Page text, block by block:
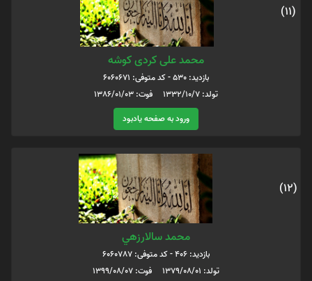
(11)
محمد علی کردی کوشه
بازدید: 530 - کد متوفی: 6060671
تولد: 1332/10/7 فوت: 1386/01/03
ورود به صفحه یادبود
(12)
محمد سالارزهي
بازدید: 406 - کد متوفی: 6060787
تولد: 1379/08/01 فوت: 1399/08/07